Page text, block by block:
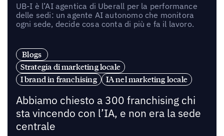
UB-I è l’AI agentica di Uberall per la performance
delle sedi: un agente AI autonomo che monitora
ogni sede, decide cosa conta di più e fa il lavoro.
Blogs
Strategia di marketing locale
I brand in franchising
IA nel marketing locale
Abbiamo chiesto a 300 franchising chi
sta vincendo con l’IA, e non era la sede
centrale